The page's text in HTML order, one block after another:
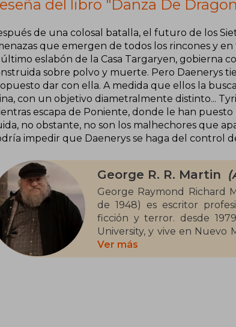
del libro "Danza De
de una colosal batalla, el futuro de los
que emergen de todos los rincones y
eslabón de la Casa Targaryen, gobierna
sobre polvo y muerte. Pero Daenerys
dar con ella. A medida que ellos la
con un objetivo diametralmente distinto...
escapa de Poniente, donde le han puesto
no obstante, no son los malhechores que
impedir que Daenerys se haga del control
George R. R. Martin
George Raymond Richard
de 1948) es escritor
ficción y terror. desde 1979, se graduó de periodismo en la Northwestern
University, y vive en Nuevo
épica Canción de hielo y
de Tronos.
Ver más